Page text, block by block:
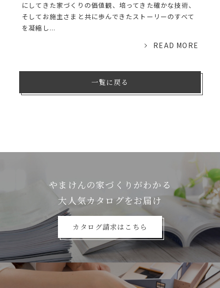
にしてきた家づくりの価値観、培ってきた確かな技術、
そしてお施主さまと共に歩んできたストーリーのすべて
を凝縮し...
READ MORE
一覧に戻る
やまけんの家づくりがわかる
⼤⼈気カタログをお届け
カタログ請求はこちら